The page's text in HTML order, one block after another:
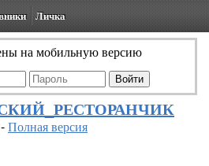
Личка
на мобильную версию
-Полная версия